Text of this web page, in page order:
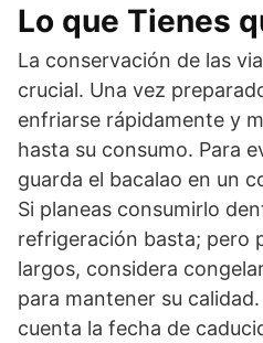
Lo que Tienes
La conservación de las
crucial. Una vez
enfriarse rápidamente y
hasta su consumo. Para
guarda el bacalao en un
Si planeas consumirlo
refrigeración basta; pero
largos, considera
para mantener su
cuenta la fecha de